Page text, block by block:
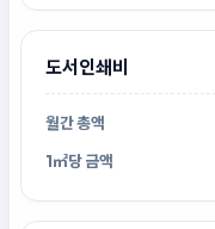
도서인쇄비